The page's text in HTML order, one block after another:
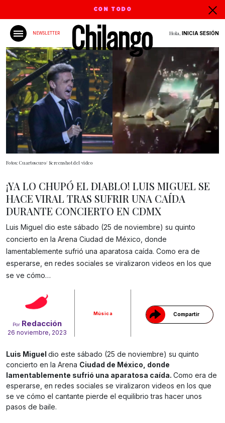
CON TODO
NEWSLETTER Hola, INICIA SESIÓN
Fotos: Cuartoscuro/ Screenshot del video
Por Redacción
26 noviembre, 2023
Música Compartir
Gracias!
¡YA LO CHUPÓ EL DIABLO! LUIS MIGUEL SE
HACE VIRAL TRAS SUFRIR UNA CAÍDA
DURANTE CONCIERTO EN CDMX
Luis Miguel dio este sábado (25 de noviembre) su quinto
concierto en la Arena Ciudad de México, donde
lamentablemente sufrió una aparatosa caída. Como era de
esperarse, en redes sociales se viralizaron videos en los que
se ve cómo…
Luis Miguel dio este sábado (25 de noviembre) su quinto
concierto en la Arena Ciudad de México, donde
lamentablemente sufrió una aparatosa caída. Como era de
esperarse, en redes sociales se viralizaron videos en los que
se ve cómo el cantante pierde el equilibrio tras hacer unos
pasos de baile.